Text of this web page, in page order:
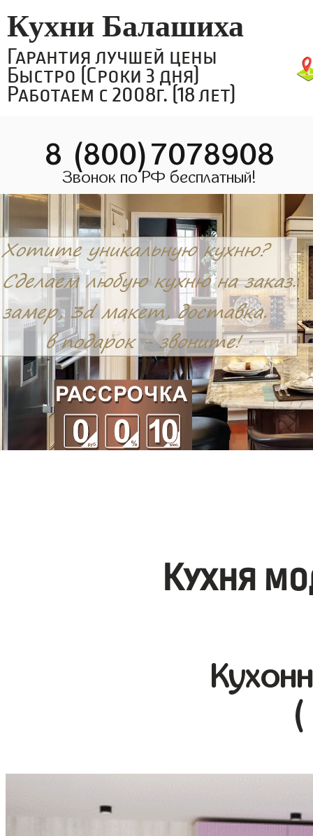
Кухни Балашиха
Гарантия лучшей цены
Быстро (Сроки 3 дня)
Работаем с 2008г. (18 лет)
8 (800)7078908
Звонок по РФ бесплатный!
Кухня
(